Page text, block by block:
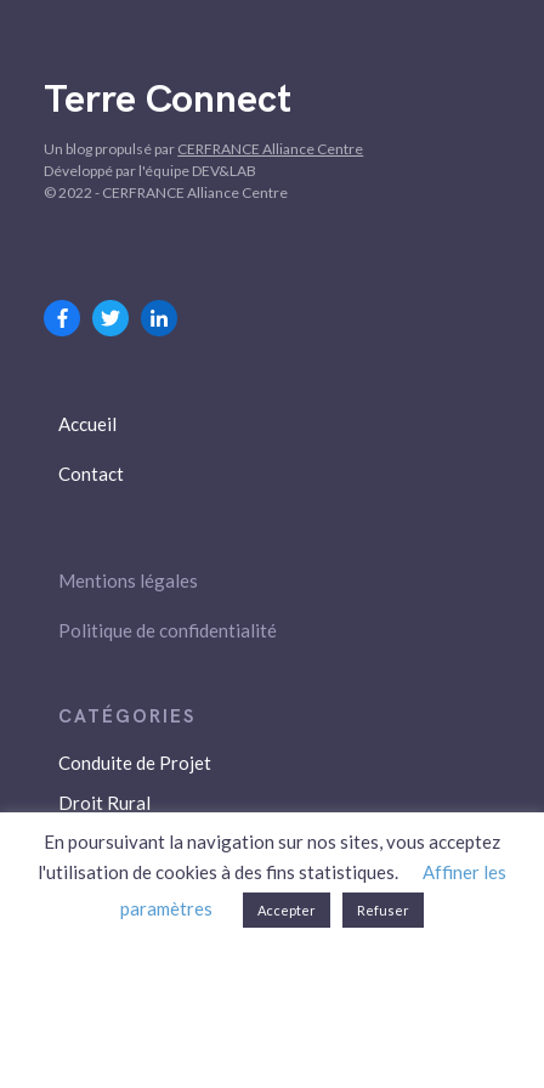
Terre Connect
Un blog propulsé par CERFRANCE Alliance Centre
Développé par l'équipe DEV&LAB
© 2022 - CERFRANCE Alliance Centre
Accueil
Contact
Mentions légales
Politique de confidentialité
Conduite de Projet
Droit Rural
Droit Social
Économie / Gestion
Environnement
En poursuivant la navigation sur nos sites, vous acceptez
l'utilisation de cookies à des fins statistiques.
Affiner les
paramètres
Accepter Refuser